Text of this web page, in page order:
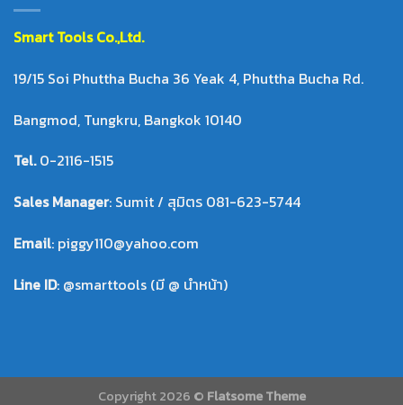
Smart Tools Co.,Ltd.
19/15 Soi Phuttha Bucha 36 Yeak 4, Phuttha Bucha Rd.
Bangmod, Tungkru, Bangkok 10140
Tel.0-2116-1515
Sales Manager: Sumit / สุมิตร 081-623-5744
Email: piggy110@yahoo.com
Line ID: @smarttools (มี @ นำหน้า)
Copyright 2026 © Flatsome Theme